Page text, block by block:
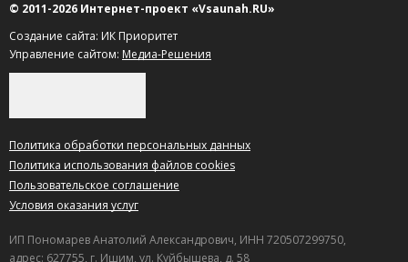
© 2011-2026 Интернет-проект «Vsaunah.RU»
Создание сайта: ИК Приоритет
Управление сайтом: Медиа-Решения
Политика обработки персональных данных
Политика использования файлов cookies
Пользовательское соглашение
Условия оказания услуг
ИП Пономарев Анатолий Александрович, ИНН 720507299750,
адрес: 627755, г. Ишим, ул. Куйбышева, д. 58